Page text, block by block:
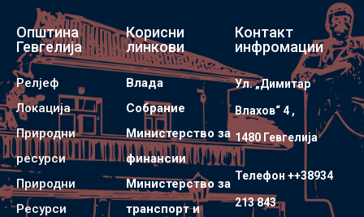
Општина
Гевгелија
Релјеф
Локација
Природни
ресурси
Природни
Ресурси
Корисни
линкови
Влада
Собрание
Министерство за
финансии
Министерство за
транспорт и
Контакт
инфромации
Ул. „Димитар
Влахов“ 4 ,
1480 Гевгелијa
Телефон ++38934
213 843